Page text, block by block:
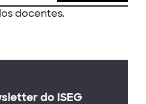
docentes.
do ISEG